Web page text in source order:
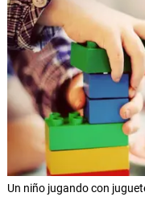
Un niño jugando con